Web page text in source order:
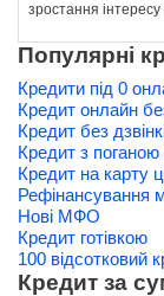
зростання інтересу
Популярні
Кредити під 0
Кредит онлайн
Кредит без
Кредит з поганою
Кредит на карту
Рефінансування
Нові МФО
Кредит готівкою
100 відсотковий
Кредит за